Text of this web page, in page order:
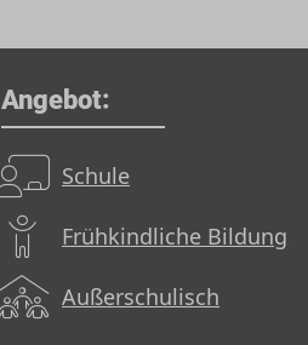
Angebot:
Schule
Frühkindliche Bildung
Außerschulisch